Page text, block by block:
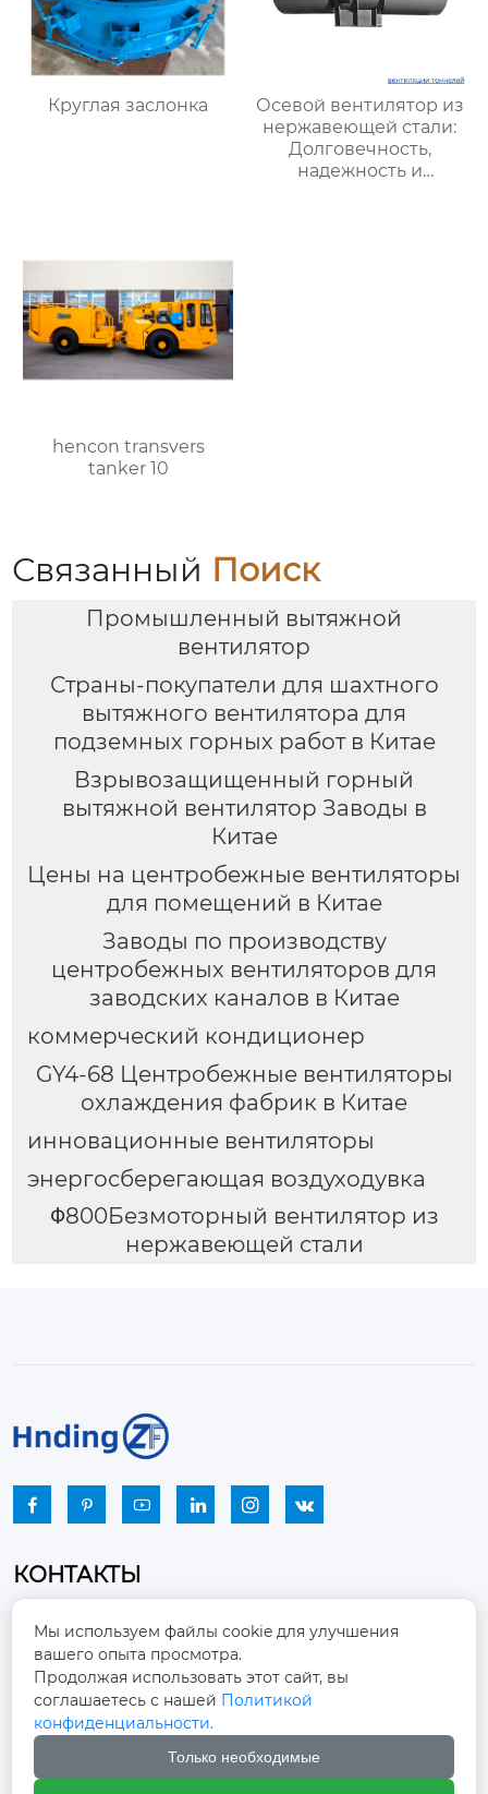
Круглая заслонка
Осевой вентилятор из
нержавеющей стали:
Долговечность,
надежность и
hencon transvers
tanker 10
Связанный Поиск
Промышленный вытяжной
вентилятор
Страны-покупатели для шахтного
вытяжного вентилятора для
подземных горных работ в Китае
Взрывозащищенный горный
вытяжной вентилятор Заводы в
Китае
Цены на центробежные вентиляторы
для помещений в Китае
Заводы по производству
центробежных вентиляторов для
заводских каналов в Китае
коммерческий кондиционер
GY4-68 Центробежные вентиляторы
охлаждения фабрик в Китае
инновационные вентиляторы
энергосберегающая воздуходувка
Φ800Безмоторный вентилятор из
нержавеющей стали
     
КОНТАКТЫ

Промышленный парк, город Наньцзяо,
район Чжоуцунь, город Цзыбо, провинция
Шаньдун
winston-xu@hengdingfan.com
+86-13806434669
Мы используем файлы cookie для улучшения
вашего опыта просмотра.
Продолжая использовать этот сайт, вы
соглашаетесь с нашей Политикой
конфиденциальности.
Только необходимые